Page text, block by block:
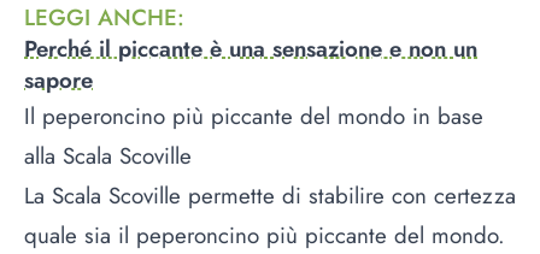
LEGGI ANCHE:
Perché il piccante è una sensazione e non un
sapore
Il peperoncino più piccante del mondo in base
alla Scala Scoville
La Scala Scoville permette di stabilire con certezza
quale sia il peperoncino più piccante del mondo.